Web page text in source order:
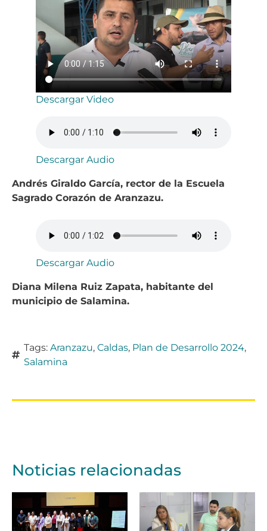
Descargar Video
Descargar Audio
Andrés Giraldo García, rector de la Escuela
Sagrado Corazón de Aranzazu.
Descargar Audio
Diana Milena Ruiz Zapata, habitante del
municipio de Salamina.
Tags: Aranzazu, Caldas, Plan de Desarrollo 2024,
Salamina
Noticias relacionadas